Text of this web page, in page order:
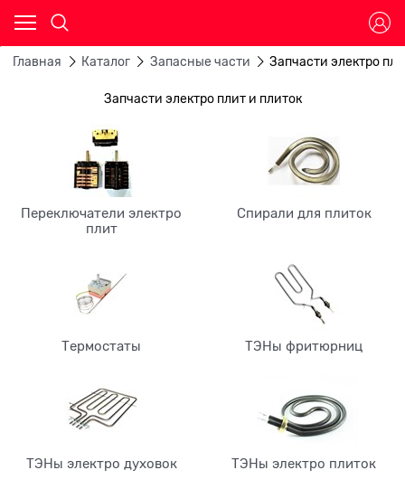
Главная Каталог Запасные части Запчасти электро
Запчасти электро плит и плиток
Переключатели электро
плит
Спирали для плиток
Термостаты ТЭНы фритюрниц
ТЭНы электро духовок ТЭНы электро плиток